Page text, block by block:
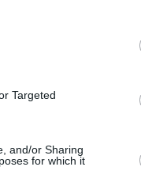
Targeted
and/or Sharing
for which it